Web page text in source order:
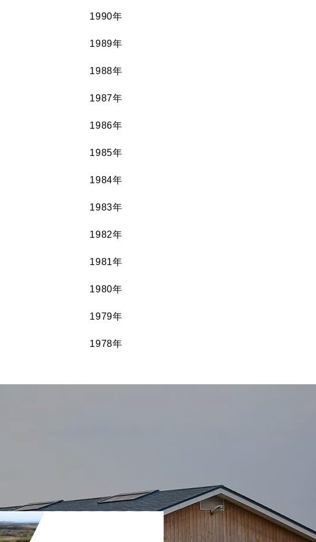
1990年
1989年
1988年
1987年
1986年
1985年
1984年
1983年
1982年
1981年
1980年
1979年
1978年